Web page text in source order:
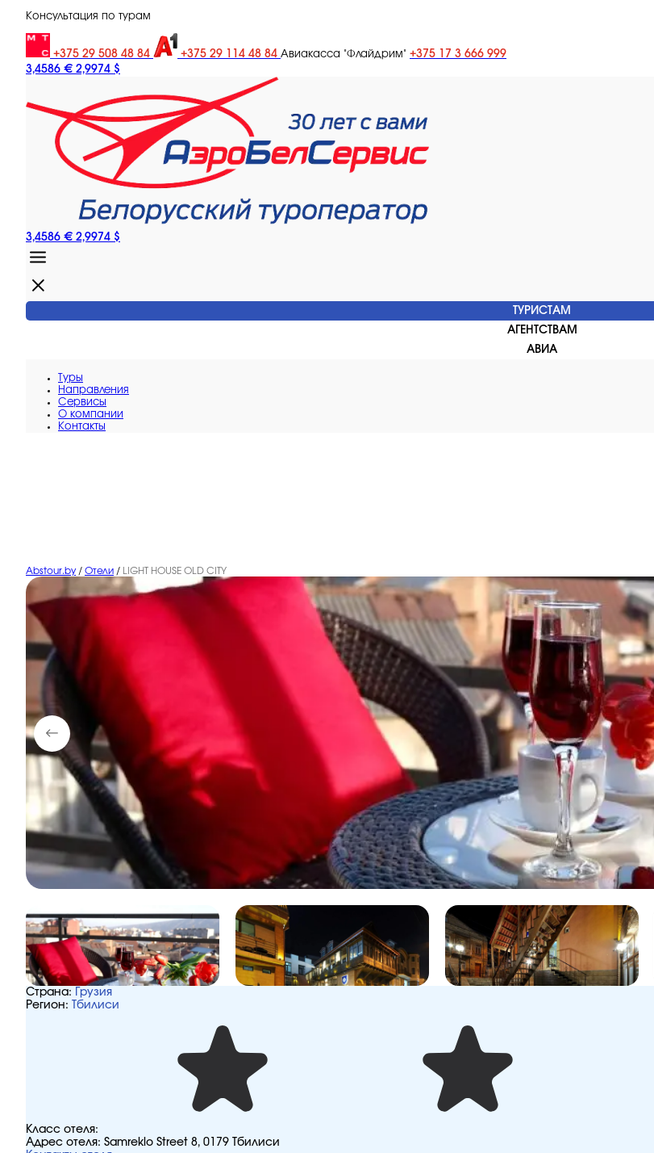
Консультация по турам
+375 29 508 48 84 +375 29 114 48 84 Авиакасса "Флайдрим" +375 17 3 666 999
3,4586 € 2,9974 $
3,4586 € 2,9974 $
ТУРИСТАМ
АГЕНТСТВАМ
АВИА
Туры
Направления
Сервисы
O компании
Контакты
Abstour.by / Отели / LIGHT HOUSE OLD CITY
Страна:
Грузия
Регион:
Тбилиси
Класс отеля:
Адрес отеля: Samreklo Street 8, 0179 Тбилиси